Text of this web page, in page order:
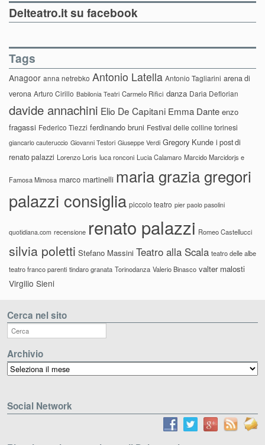
Delteatro.it su facebook
Tags
Anagoor anna netrebko Antonio Latella Antonio Tagliarini arena di
verona Arturo Cirillo Babilonia Teatri Carmelo Rifici danza Daria Deflorian
davide annachini Elio De Capitani Emma Dante enzo
fragassi Federico Tiezzi ferdinando bruni Festival delle colline torinesi
giancarlo cauteruccio Giovanni Testori Giuseppe Verdi Gregory Kunde i post di
renato palazzi Lorenzo Loris luca ronconi Lucia Calamaro Marcido Marcidorjs e
Famosa Mimosa marco martinelli maria grazia gregori
palazzi consiglia piccolo teatro pier paolo pasolini
quotidiana.com recensione renato palazzi Romeo Castellucci
silvia poletti Stefano Massini Teatro alla Scala teatro delle albe
teatro franco parenti tindaro granata Torinodanza Valerio Binasco valter malosti
Virgilio Sieni
Cerca nel sito
Archivio
Archivio
Social Network